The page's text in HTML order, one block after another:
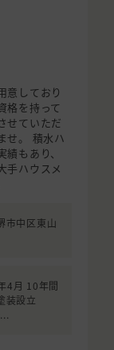
意しており
格を持って
せていただ
せ。 積水ハ
もあり、
手ハウスメ
市中区東山
4月 10年間
装設立